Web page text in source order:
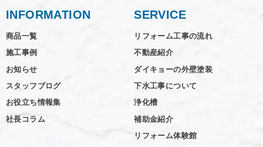
INFORMATION
商品一覧
施工事例
お知らせ
スタッフブログ
お役立ち情報集
社長コラム
SERVICE
リフォーム工事の流れ
不動産紹介
ダイキョーの外壁塗装
下水工事について
浄化槽
補助金紹介
リフォーム体験館